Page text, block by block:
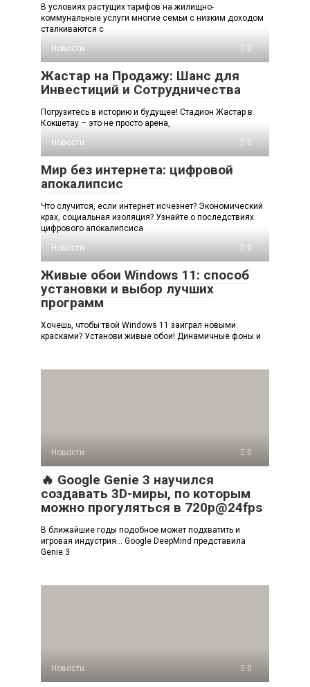
В условиях растущих тарифов на жилищно-
коммунальные услуги многие семьи с низким доходом
сталкиваются с
Новости
0
Жастар на Продажу: Шанс для
Инвестиций и Сотрудничества
Погрузитесь в историю и будущее! Стадион Жастар в
Кокшетау – это не просто арена,
Новости
0
Мир без интернета: цифровой
апокалипсис
Что случится, если интернет исчезнет? Экономический
крах, социальная изоляция? Узнайте о последствиях
цифрового апокалипсиса
Новости
0
Живые обои Windows 11: способ
установки и выбор лучших
программ
Хочешь, чтобы твой Windows 11 заиграл новыми
красками? Установи живые обои! Динамичные фоны и
Новости 0
🔥 Google Genie 3 научился
создавать 3D-миры, по которым
можно прогуляться в 720p@24fps
В ближайшие годы подобное может подхватить и
игровая индустрия… Google DeepMind представила
Genie 3
Новости 0